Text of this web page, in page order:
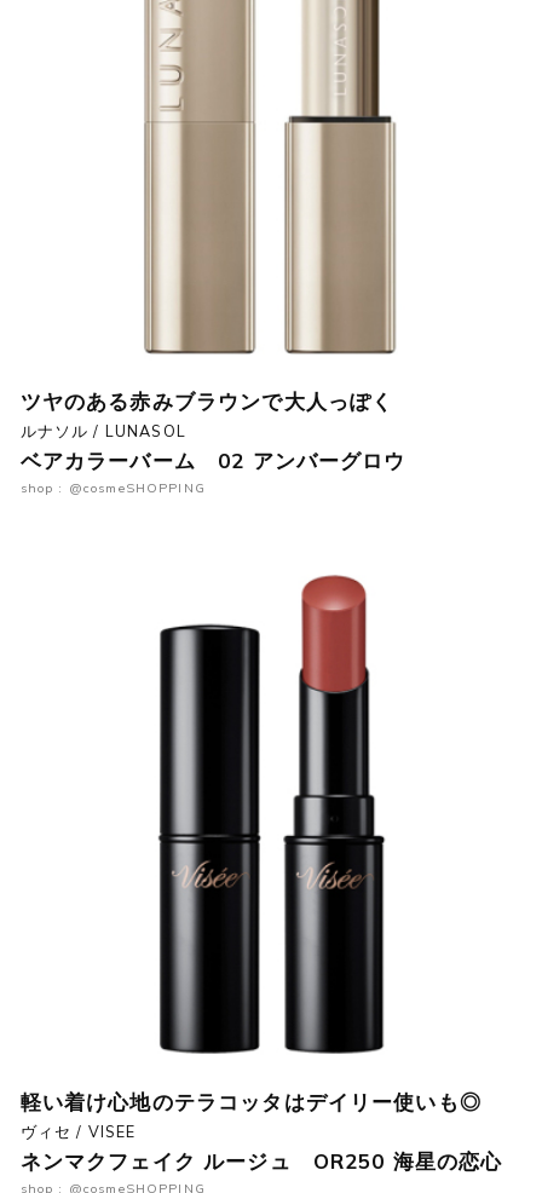
ツヤのある赤みブラウンで大人っぽく
ルナソル / LUNASOL
ベアカラーバーム 02 アンバーグロウ
shop : @cosmeSHOPPING
軽い着け心地のテラコッタはデイリー使いも◎
ヴィセ / VISEE
ネンマクフェイク ルージュ OR250 海星の恋心
shop : @cosmeSHOPPING